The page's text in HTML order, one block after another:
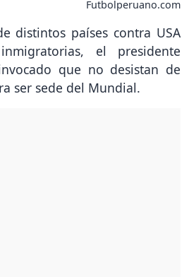
Futbolperuano.com
distintos países contra USA
el presidente
que no desistan de
ser sede del Mundial.